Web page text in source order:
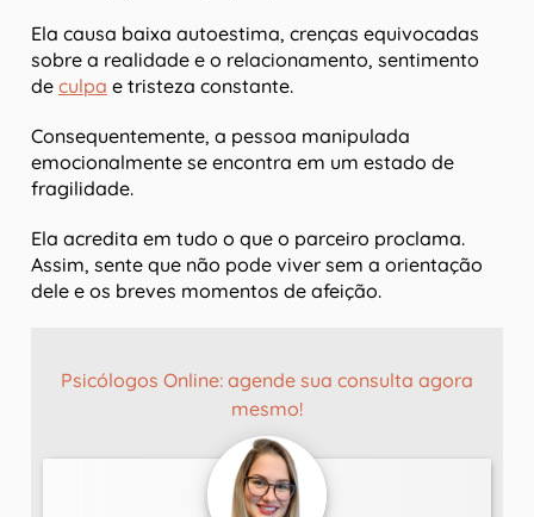
Ela causa baixa autoestima, crenças equivocadas
sobre a realidade e o relacionamento, sentimento
de culpa e tristeza constante.
Consequentemente, a pessoa manipulada
emocionalmente se encontra em um estado de
fragilidade.
Ela acredita em tudo o que o parceiro proclama.
Assim, sente que não pode viver sem a orientação
dele e os breves momentos de afeição.
Psicólogos Online: agende sua consulta agora
mesmo!